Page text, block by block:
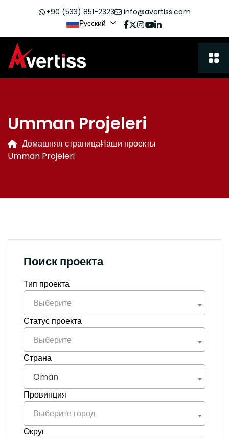
+90 (533) 851-2323
info@avertiss.com
Русский
Umman Projeleri
Домашняя страницаНаши проекты
Umman Projeleri
Поиск проекта
Тип проекта
Выберите
Статус проекта
Выберите
Страна
Oman
Провинция
Выберите город
Округ